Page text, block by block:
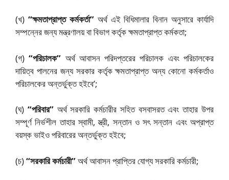
(খ) “ক্ষমতাপ্রাপ্ত কর্মকর্তা” অর্থ এই বিধিমালার বিনান অনুসারে কার্যাদি
সম্পন্নের জন্য মন্ত্রণালয় বা বিভাগ কর্তৃক ক্ষমতাপ্রাপ্ত কর্মকতা;
(গ)“পরিচালক” অর্থ আবাসন পরিদপ্তরের পরিচালক এবং পরিচালকের
দায়িত্ব পালনের জন্য সরকার কর্তৃক ক্ষমতাপ্রাপ্ত অন্য কোনো কর্মকর্তাও
পরিচালকের অন্তর্ভুক্ত হইবে’;
(ঘ) “পরিবার” অর্থ সরকারি কর্মচারীর সহিত বসবাসরত এবং তাহার উপর
সম্পূর্ণ নির্ভশীল তাহার স্বামী, স্ত্রী, সন্তান ও সৎ সন্তান এবং অপ্রাপ্ত
বয়স্ক ভাইও পরিবারের অন্তর্ভুক্ত হইবে;
(চ)“সরকারি কর্মচারী”অর্থ আবাসন প্রাপ্তির যোগ্য সরকারি কর্মচারী;